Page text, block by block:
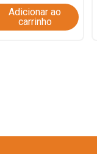
Adicionar ao
carrinho